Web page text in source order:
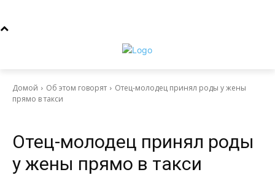
Домой Об этом говорят
Отец-молодец принял роды у жены
прямо в такси
Отец-молодец принял роды
у жены прямо в такси